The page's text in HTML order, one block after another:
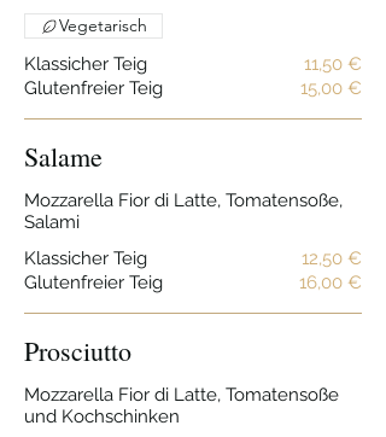
Klassicher Teig
11,50 €
Glutenfreier Teig
15,00 €
Vegetarisch
Salame
Mozzarella Fior di Latte, Tomatensoße,
Salami
Klassicher Teig
12,50 €
Glutenfreier Teig
16,00 €
Prosciutto
Mozzarella Fior di Latte, Tomatensoße
und Kochschinken